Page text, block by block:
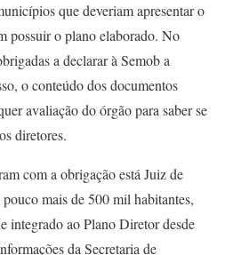
que deveriam apresentar o
possuir o plano elaborado. No
a declarar à Semob a
o conteúdo dos documentos
avaliação do órgão para saber se
diretores.
com a obrigação está Juiz de
mais de 500 mil habitantes,
integrado ao Plano Diretor desde
da Secretaria de